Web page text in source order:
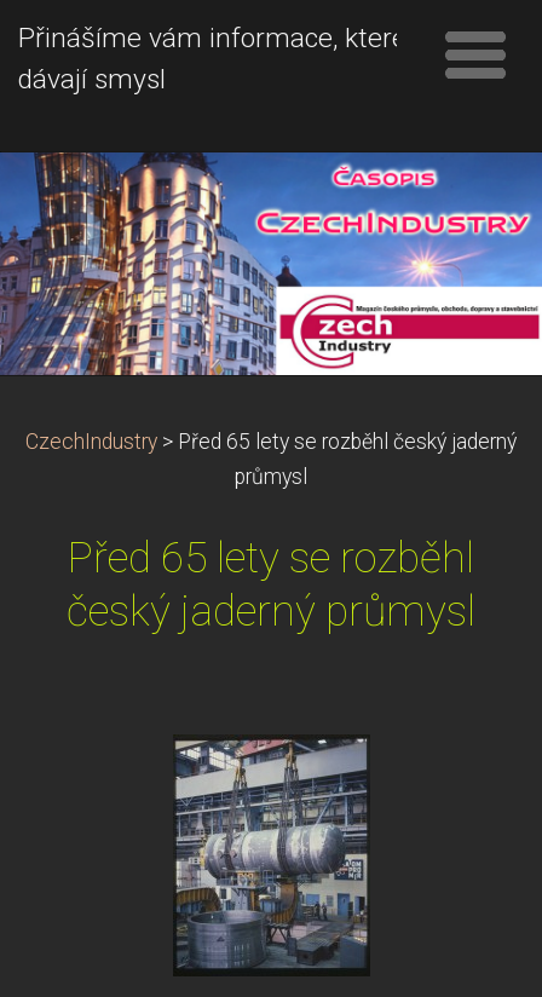
Přinášíme vám informace, které
dávají smysl
CzechIndustry > Před 65 lety se rozběhl český jaderný
průmysl
Před 65 lety se rozběhl
český jaderný průmysl